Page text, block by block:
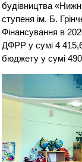
будівництва
ступеня ім. Б.
Фінансування в
ДФРР у сумі 4
бюджету у сумі